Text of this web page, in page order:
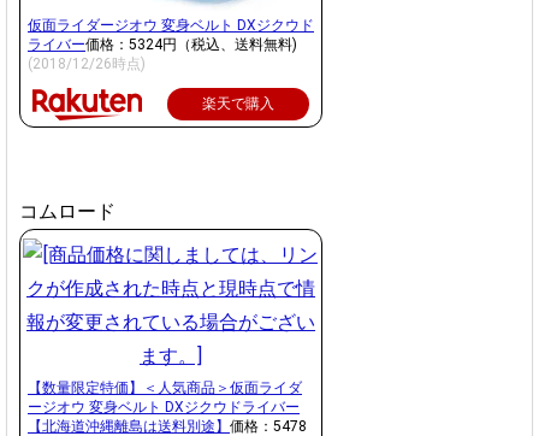
仮面ライダージオウ 変身ベルト DXジクウド
ライバー価格：5324円（税込、送料無料)
(2018/12/26時点)
楽天で購入
コムロード
【数量限定特価】＜人気商品＞仮面ライダ
ージオウ 変身ベルト DXジクウドライバー
【北海道沖縄離島は送料別途】 価格：5478